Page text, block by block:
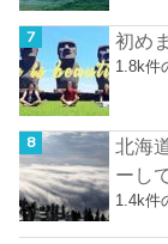
初め
1.8k件
北海
ーし
1.4k件